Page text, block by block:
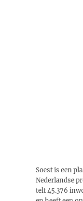
Soest is een
Nederlandse
telt 45.376